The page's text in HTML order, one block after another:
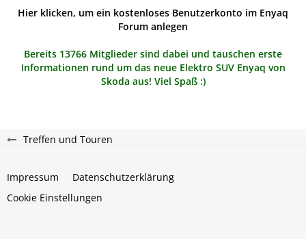
Hier klicken, um ein kostenloses Benutzerkonto im Enyaq
Forum anlegen
Bereits 13766 Mitglieder sind dabei und tauschen erste
Informationen rund um das neue Elektro SUV Enyaq von
Skoda aus! Viel Spaß :)
Treffen und Touren
Impressum
Datenschutzerklärung
Cookie Einstellungen